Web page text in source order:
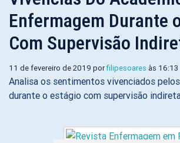
Enfermagem Durante
Com Supervisão
11 de fevereiro de 2019 porfilipesoares às 16:13
Analisa os sentimentos vivenciados
durante o estágio com supervisão